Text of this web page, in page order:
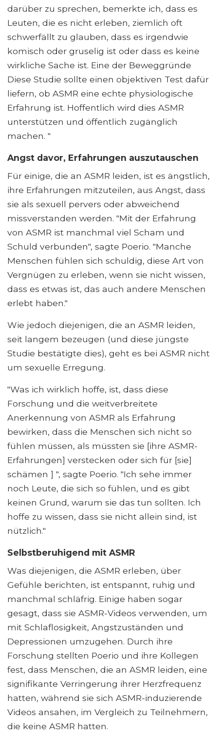
darüber zu sprechen, bemerkte ich, dass es
Leuten, die es nicht erleben, ziemlich oft
schwerfällt zu glauben, dass es irgendwie
komisch oder gruselig ist oder dass es keine
wirkliche Sache ist. Eine der Beweggründe
Diese Studie sollte einen objektiven Test dafür
liefern, ob ASMR eine echte physiologische
Erfahrung ist. Hoffentlich wird dies ASMR
unterstützen und öffentlich zugänglich
machen. "
Angst davor, Erfahrungen auszutauschen
Für einige, die an ASMR leiden, ist es ängstlich,
ihre Erfahrungen mitzuteilen, aus Angst, dass
sie als sexuell pervers oder abweichend
missverstanden werden. "Mit der Erfahrung
von ASMR ist manchmal viel Scham und
Schuld verbunden", sagte Poerio. "Manche
Menschen fühlen sich schuldig, diese Art von
Vergnügen zu erleben, wenn sie nicht wissen,
dass es etwas ist, das auch andere Menschen
erlebt haben."
Wie jedoch diejenigen, die an ASMR leiden,
seit langem bezeugen (und diese jüngste
Studie bestätigte dies), geht es bei ASMR nicht
um sexuelle Erregung.
"Was ich wirklich hoffe, ist, dass diese
Forschung und die weitverbreitete
Anerkennung von ASMR als Erfahrung
bewirken, dass die Menschen sich nicht so
fühlen müssen, als müssten sie [ihre ASMR-
Erfahrungen] verstecken oder sich für [sie]
schämen ] ", sagte Poerio. "Ich sehe immer
noch Leute, die sich so fühlen, und es gibt
keinen Grund, warum sie das tun sollten. Ich
hoffe zu wissen, dass sie nicht allein sind, ist
nützlich."
Selbstberuhigend mit ASMR
Was diejenigen, die ASMR erleben, über
Gefühle berichten, ist entspannt, ruhig und
manchmal schläfrig. Einige haben sogar
gesagt, dass sie ASMR-Videos verwenden, um
mit Schlaflosigkeit, Angstzuständen und
Depressionen umzugehen. Durch ihre
Forschung stellten Poerio und ihre Kollegen
fest, dass Menschen, die an ASMR leiden, eine
signifikante Verringerung ihrer Herzfrequenz
hatten, während sie sich ASMR-induzierende
Videos ansahen, im Vergleich zu Teilnehmern,
die keine ASMR hatten.